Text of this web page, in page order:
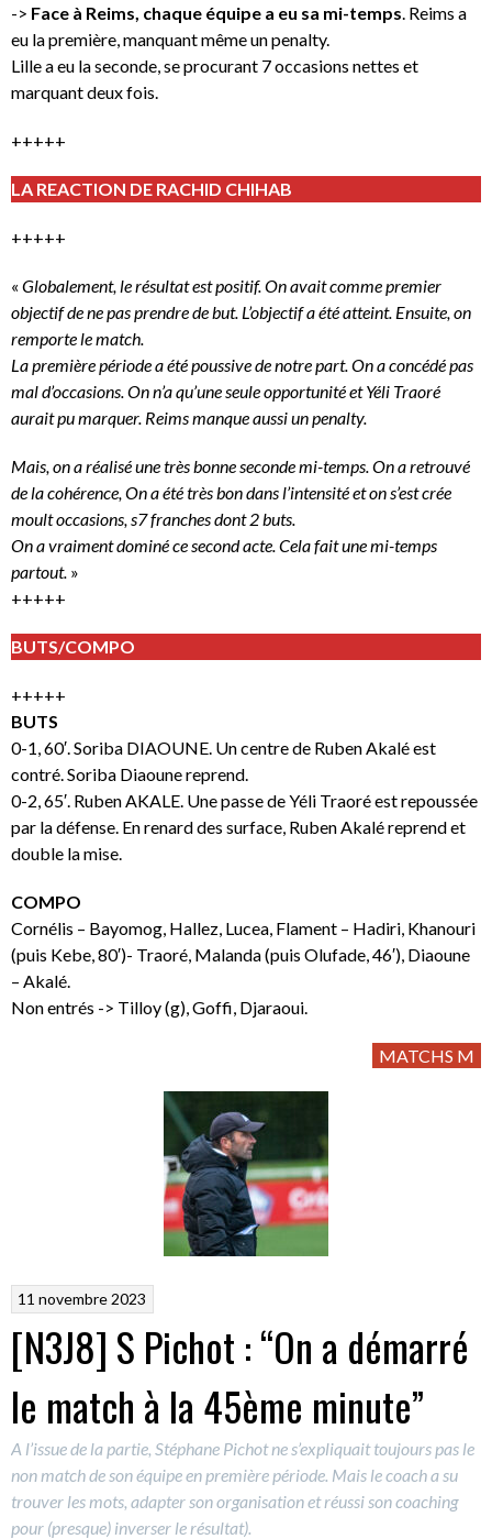
-> Face à Reims, chaque équipe a eu sa mi-temps . Reims a
eu la première, manquant même un penalty.
Lille a eu la seconde, se procurant 7 occasions nettes et
marquant deux fois.
+++++
LA REACTION DE RACHID CHIHAB
+++++
« Globalement, le résultat est positif. On avait comme premier
objectif de ne pas prendre de but. L’objectif a été atteint. Ensuite, on
remporte le match.
La première période a été poussive de notre part. On a concédé pas
mal d’occasions. On n’a qu’une seule opportunité et Yéli Traoré
aurait pu marquer. Reims manque aussi un penalty.
Mais, on a réalisé une très bonne seconde mi-temps. On a retrouvé
de la cohérence, On a été très bon dans l’intensité et on s’est crée
moult occasions, s7 franches dont 2 buts.
On a vraiment dominé ce second acte. Cela fait une mi-temps
partout. »
+++++
BUTS/COMPO
+++++
BUTS
0-1, 60′. Soriba DIAOUNE. Un centre de Ruben Akalé est
contré. Soriba Diaoune reprend.
0-2, 65′. Ruben AKALE. Une passe de Yéli Traoré est repoussée
par la défense. En renard des surface, Ruben Akalé reprend et
double la mise.
COMPO
Cornélis – Bayomog, Hallez, Lucea, Flament – Hadiri, Khanouri
(puis Kebe, 80′)- Traoré, Malanda (puis Olufade, 46′), Diaoune
– Akalé.
Non entrés -> Tilloy (g), Goffi, Djaraoui.
MATCHS M
11 novembre 2023
[N3J8] S Pichot : “On a démarré
le match à la 45ème minute”
A l’issue de la partie, Stéphane Pichot ne s’expliquait toujours pas le
non match de son équipe en première période. Mais le coach a su
trouver les mots, adapter son organisation et réussi son coaching
pour (presque) inverser le résultat).